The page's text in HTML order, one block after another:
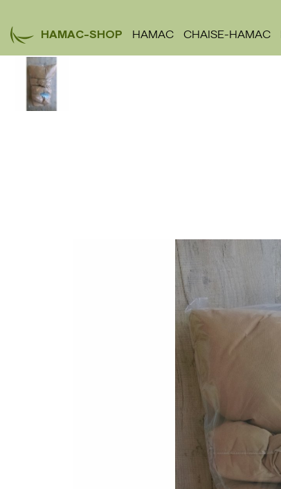
HAMAC-SHOP HAMAC CHAISE-HAMAC